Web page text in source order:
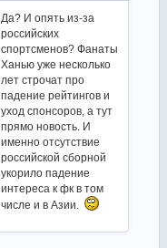
Да? И опять из-за
российских
спортсменов? Фанаты
Ханью уже несколько
лет строчат про
падение рейтингов и
уход спонсоров, а тут
прямо новость. И
именно отсутствие
российской сборной
укорило падение
интереса к фк в том
числе и в Азии.